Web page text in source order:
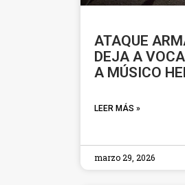
ATAQUE
DEJA A
A MÚSICO
LEER MÁS »
marzo 29, 2026